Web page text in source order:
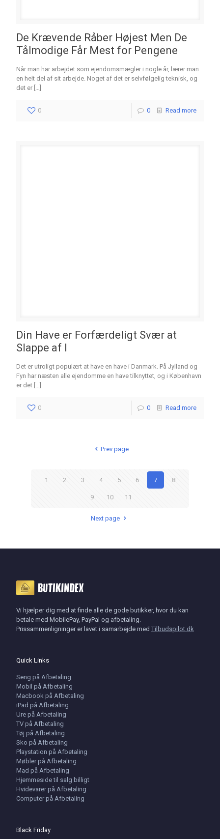
De Krævende Råber Højest Men De
Tålmodige Får Mest for Pengene
Når man har arbejdet som ejendomsmægler i nogle år, lærer man
en helt del af sit arbejde. Noget af det er selvfølgelig teknisk, og
det er […]
0 0 Read more
Din Have er Forfærdeligt Svær at
Slappe af I
Det er utroligt populært at have en have i Danmark. På Jylland og
Fyn har næsten alle ejendomme en have tilknyttet, og i København
er det […]
0 0 Read more
Prev page
1 2 3 4 5 6 7 8
9 10 11
Next page
Vi hjælper dig med at finde alle de gode butikker, hvor du kan
betale med MobilePay, PayPal og afbetaling.
Prissammenligninger er lavet i samarbejde med Tilbudspilot.dk
Quick Links
Seng på Afbetaling
Mobil på Afbetaling
Macbook på Afbetaling
iPad på Afbetaling
Ure på Afbetaling
TV på Afbetaling
Tøj på Afbetaling
Sko på Afbetaling
Playstation på Afbetaling
Møbler på Afbetaling
Mad på Afbetaling
Hjemmeside til salg billigt
Hvidevarer på Afbetaling
Computer på Afbetaling
Black Friday